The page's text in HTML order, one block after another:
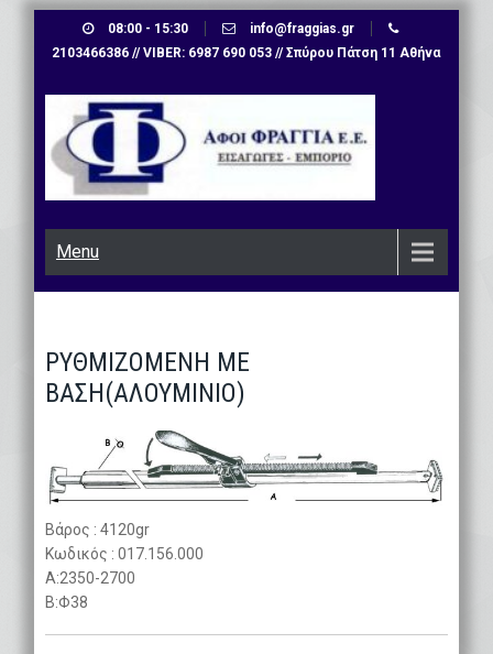
08:00 - 15:30
info@fraggias.gr
2103466386 // VIBER: 6987 690 053 // Σπύρου Πάτση 11 Αθήνα
Menu
ΡΥΘΜΙΖΟΜΕΝΗ ΜΕ
ΒΑΣΗ(ΑΛΟΥΜΙΝΙΟ)
Βάρος : 4120gr
Κωδικός : 017.156.000
A:2350-2700
B:Φ38